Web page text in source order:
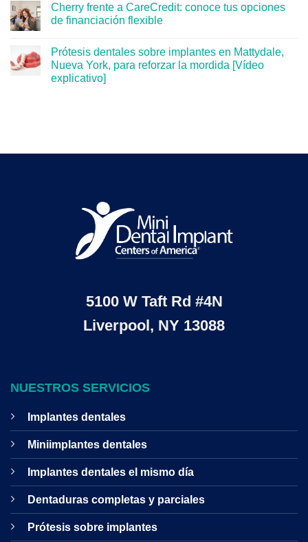
Cherry frente a CareCredit: conoce tus opciones
de financiación flexible
Prótesis dentales sobre implantes en Mattydale,
Nueva York, para reforzar la mordida [Vídeo
explicativo]
5100 W Taft Rd #4N
Liverpool, NY 13088
NUESTROS SERVICIOS
Implantes dentales
Miniimplantes dentales
Implantes dentales el mismo día
Dentaduras completas y parciales
Prótesis sobre implantes